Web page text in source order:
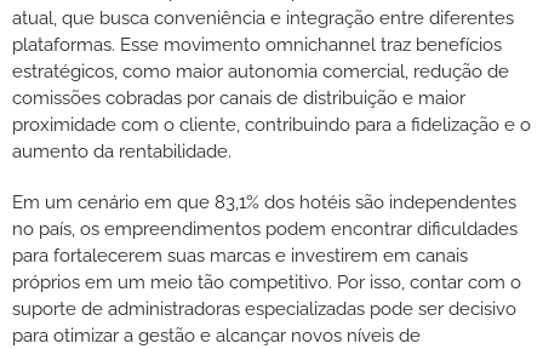
atual, que busca conveniência e integração entre diferentes
plataformas. Esse movimento omnichannel traz benefícios
estratégicos, como maior autonomia comercial, redução de
comissões cobradas por canais de distribuição e maior
proximidade com o cliente, contribuindo para a fidelização e o
aumento da rentabilidade.
Em um cenário em que 83,1% dos hotéis são independentes
no país, os empreendimentos podem encontrar dificuldades
para fortalecerem suas marcas e investirem em canais
próprios em um meio tão competitivo. Por isso, contar com o
suporte de administradoras especializadas pode ser decisivo
para otimizar a gestão e alcançar novos níveis de